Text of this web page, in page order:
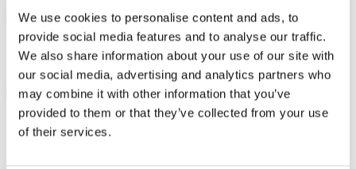
We use cookies to personalise content and ads, to
provide social media features and to analyse our traffic.
We also share information about your use of our site with
our social media, advertising and analytics partners who
may combine it with other information that you’ve
provided to them or that they’ve collected from your use
of their services.
PUNTA RATA
Pročitaj više
Gostionica ŠAMPION